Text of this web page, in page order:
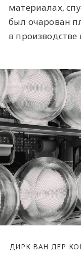
материалах,
был очарован
в производстве
ДИРК ВАН ДЕР